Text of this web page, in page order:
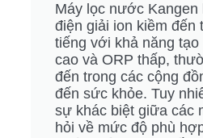
Máy lọc nước Kangen
điện giải ion kiềm đến
tiếng với khả năng
cao và ORP thấp,
đến trong các cộng
đến sức khỏe. Tuy
sự khác biệt giữa các
hỏi về mức độ phù